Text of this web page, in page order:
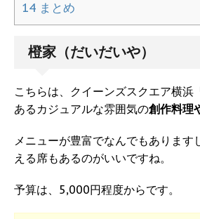
14 まとめ
橙家（だいだいや）
こちらは、クイーンズスクエア横浜
あるカジュアルな雰囲気の創作料理
メニューが豊富でなんでもあります
える席もあるのがいいですね。
予算は、5,000円程度からです。